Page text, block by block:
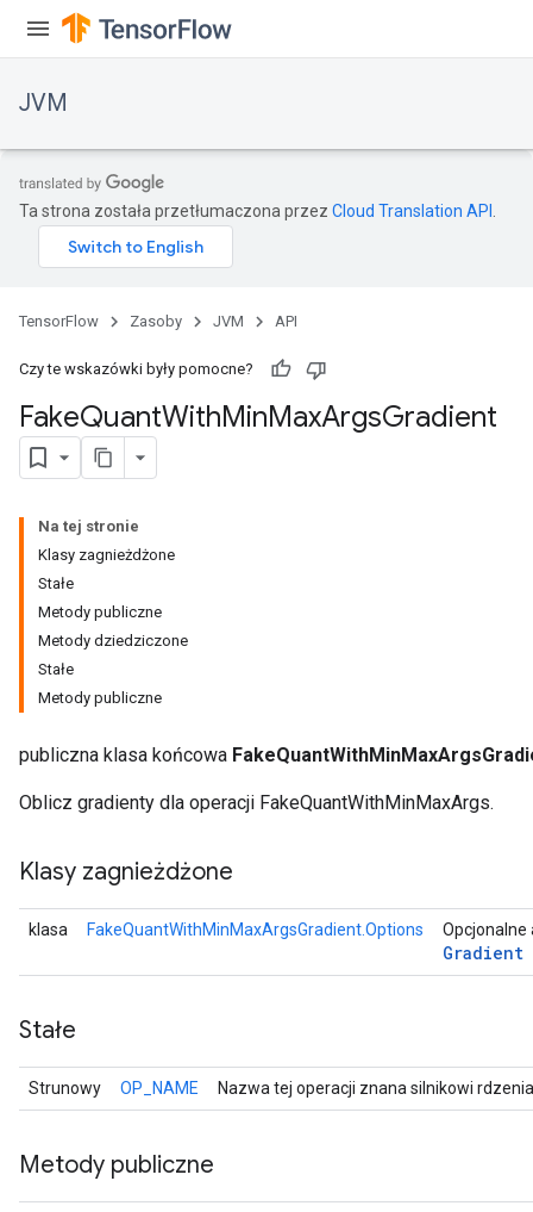
JVM
Ta strona została przetłumaczona przez Cloud Translation API
TensorFlow Zasoby JVM API
Czy te wskazówki były pomocne?
FakeQuantWithMinMaxArgsGradient
Na tej stronie
Klasy zagnieżdżone
Stałe
Metody publiczne
Metody dziedziczone
Stałe
Metody publiczne
publiczna klasa końcowa
Oblicz gradienty dla operacji FakeQuantWithMinMaxArgs.
Klasy zagnieżdżone
klasa FakeQuantWithMinMaxArgsGradient.Options
Gradient
Stałe
Strunowy OP_NAME Nazwa tej operacji znana silnikowi
Metody publiczne